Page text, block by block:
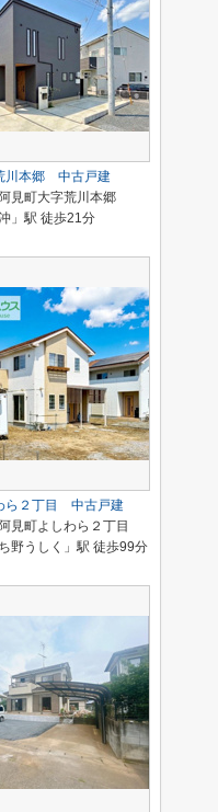
川本郷 中古戸建
見町大字荒川本郷
」駅 徒歩21分
ら２丁目 中古戸建
見町よしわら２丁目
野うしく」駅 徒歩99分